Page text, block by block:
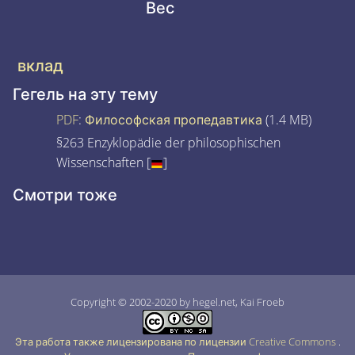
Вес
вклад
Гегель на эту тему
PDF: Философская пропедавтика (1.4 MB)
§263 Enzyklopädie der philosophischen
Wissenschaften [
]
Смотри тоже
Copyright © 2002-2020 by hegel.net, Kai Froeb
Эта работа также лицензирована по лицензии Creative Commons .